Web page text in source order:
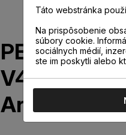
PERGO
V4207-
Ardeche
Táto webstránka
Na prispôsobenie
súbory cookie.
sociálnych médií,
ste im poskytli alebo